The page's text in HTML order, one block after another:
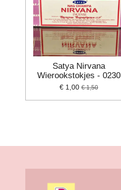
Satya Nirvana
Wierookstokjes - 0230
€ 1,00 € 1,50